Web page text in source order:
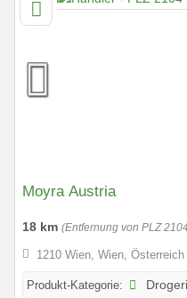
Moyra Austria
18 km (Entfernung von PLZ
1210 Wien, Wien, Österreich
Produkt-Kategorie: